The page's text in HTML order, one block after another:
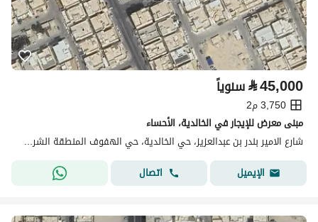
⃁45,000 سنوياً
3,750 م2
مبنى معرض للإيجار في الخالدية، الأحساء
شارع الامير بندر بن عبدالعزيز، حي الخالدية، حي الهفوف المنطقة الشرقية، الأحساء
الإيميل
اتصال